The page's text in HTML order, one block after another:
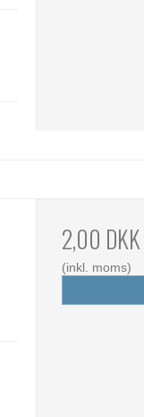
2,00 DKK
(inkl. moms)